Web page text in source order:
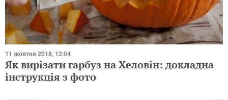
11 жовтня 2018, 12:04
Як вирізати гарбуз на Хеловін: докладна
інструкція з фото